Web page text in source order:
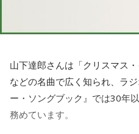
山下達郎さんは「クリスマス
などの名曲で広く知られ、ラ
ー・ソングブック』では30年
務めています。